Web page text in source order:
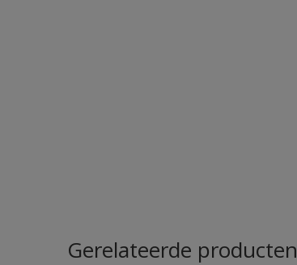
Gerelateerde producten